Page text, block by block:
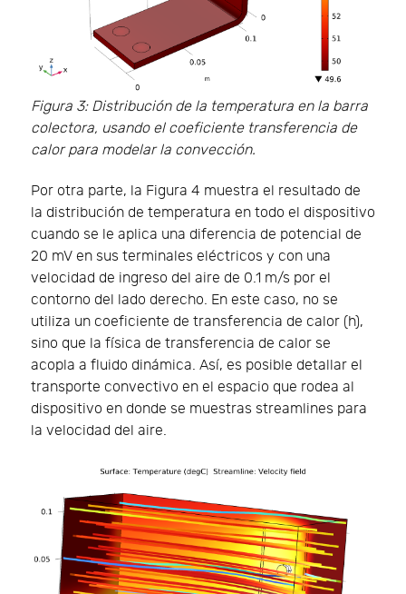
Figura 3: Distribución de la temperatura en la barra
colectora, usando el coeficiente transferencia de
calor para modelar la convección.
Por otra parte, la Figura 4 muestra el resultado de
la distribución de temperatura en todo el dispositivo
cuando se le aplica una diferencia de potencial de
20 mV en sus terminales eléctricos y con una
velocidad de ingreso del aire de 0.1 m/s por el
contorno del lado derecho. En este caso, no se
utiliza un coeficiente de transferencia de calor (h),
sino que la física de transferencia de calor se
acopla a fluido dinámica. Así, es posible detallar el
transporte convectivo en el espacio que rodea al
dispositivo en donde se muestras streamlines para
la velocidad del aire.